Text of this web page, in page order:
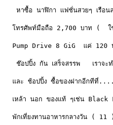
หาซื้อ นาฬิกา แฟชั่นสวยๆ เรื
โทรศัพท์มือถือ 2,700 บาท (
Pump Drive 8 GiG  แค่ 120
ช๊อปปิ้ง กัน เสร็จสรรพ   เราจ
และ ช้อปปิ้ง ซื้อของฝากอีกทีที่
เหล้า นอก ของแท้ ๆเช่น
พักเที่ยงทานอาหารกลางวัน (